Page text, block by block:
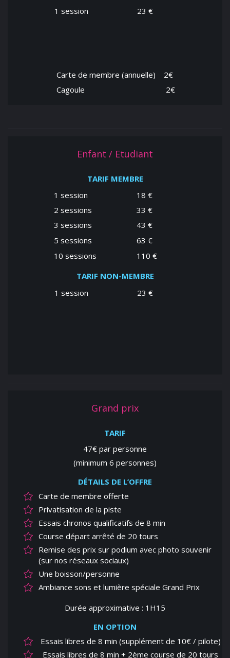
1 session
23 €
Carte de membre (annuelle)
2€
Cagoule
2€
Enfant / Etudiant
TARIF MEMBRE
1 session
18 €
2 sessions
33 €
3 sessions
43 €
5 sessions
63 €
10 sessions
110 €
TARIF NON-MEMBRE
1 session
23 €
Grand prix
TARIF
47€ par personne
(minimum 6 personnes)
DÉTAILS DE L’OFFRE
Carte de membre offerte
Privatisation de la piste
Essais chronos qualificatifs de 8 min
Course départ arrêté de 20 tours
Remise des prix sur podium avec photo souvenir
(sur nos réseaux sociaux)
Une boisson/personne
Ambiance sons et lumière spéciale Grand Prix
Durée approximative : 1H15
EN OPTION
Essais libres de 8 min (supplément de 10€ / pilote)
Essais libres de 8 min + 2ème course de 20 tours